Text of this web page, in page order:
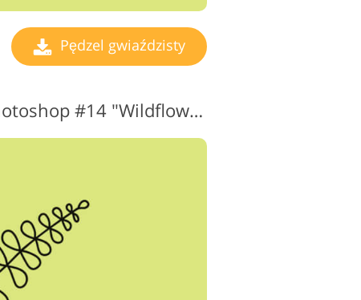
Pędzel gwiaździsty
Gwiezdny pędzel Photoshop #14 "Wildflower"